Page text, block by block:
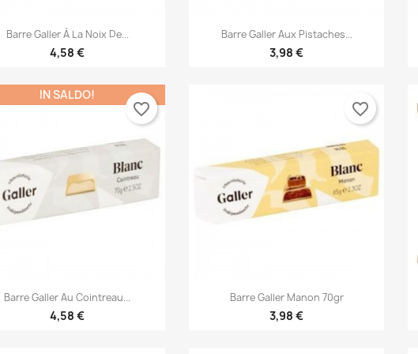
Anteprima
Barre Galler À La Noix De...
4,58 €
Anteprima
Barre Galler Aux Pistaches...
3,98 €
Anteprima
Barre Galler Au Cointreau...
4,58 €
IN SALDO!
favorite_border
Anteprima
Barre Galler Manon 70gr
3,98 €
favorite_border